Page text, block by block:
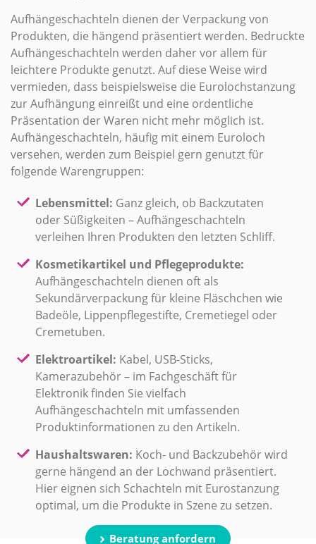
Aufhängeschachteln dienen der Verpackung von
Produkten, die hängend präsentiert werden. Bedruckte
Aufhängeschachteln werden daher vor allem für
leichtere Produkte genutzt. Auf diese Weise wird
vermieden, dass beispielsweise die Eurolochstanzung
zur Aufhängung einreißt und eine ordentliche
Präsentation der Waren nicht mehr möglich ist.
Aufhängeschachteln, häufig mit einem Euroloch
versehen, werden zum Beispiel gern genutzt für
folgende Warengruppen:
Lebensmittel: Ganz gleich, ob Backzutaten
oder Süßigkeiten – Aufhängeschachteln
verleihen Ihren Produkten den letzten Schliff.
Kosmetikartikel und Pflegeprodukte:
Aufhängeschachteln dienen oft als
Sekundärverpackung für kleine Fläschchen wie
Badeöle, Lippenpflegestifte, Cremetiegel oder
Cremetuben.
Elektroartikel: Kabel, USB-Sticks,
Kamerazubehör – im Fachgeschäft für
Elektronik finden Sie vielfach
Aufhängeschachteln mit umfassenden
Produktinformationen zu den Artikeln.
Haushaltswaren: Koch- und Backzubehör wird
gerne hängend an der Lochwand präsentiert.
Hier eignen sich Schachteln mit Eurostanzung
optimal, um die Produkte in Szene zu setzen.
Beratung anfordern